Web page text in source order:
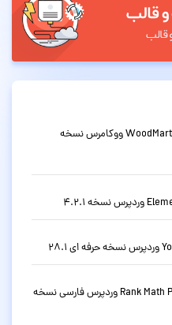
قالب فروشگاهی چندمنظوره وودمارت WoodMart ووکامرس نسخه
دانلود افزونه سئو حرفه ای رنک مث Rank Math Pro وردپرس فارسی نسخه